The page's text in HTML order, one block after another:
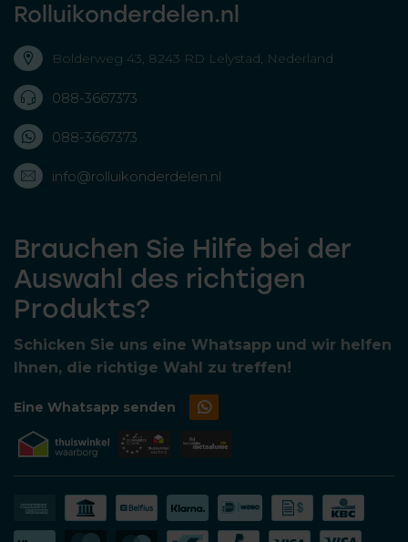
Rolluikonderdelen.nl
Bolderweg 43, 8243 RD Lelystad, Nederland
088-3667373
088-3667373
info@rolluikonderdelen.nl
Brauchen Sie Hilfe bei der
Auswahl des richtigen
Produkts?
Schicken Sie uns eine Whatsapp und wir helfen
Ihnen, die richtige Wahl zu treffen!
Eine Whatsapp senden